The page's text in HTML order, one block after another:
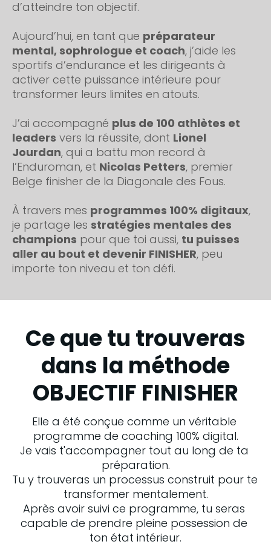
d’atteindre ton objectif.
Aujourd’hui, en tant que préparateur
mental, sophrologue et coach, j’aide les
sportifs d’endurance et les dirigeants à
activer cette puissance intérieure pour
transformer leurs limites en atouts.
J’ai accompagné plus de 100 athlètes et
leaders vers la réussite, dont Lionel
Jourdan, qui a battu mon record à
l’Enduroman, et Nicolas Petters, premier
Belge finisher de la Diagonale des Fous.
À travers mes programmes 100% digitaux,
je partage les stratégies mentales des
champions pour que toi aussi, tu puisses
aller au bout et devenir FINISHER, peu
importe ton niveau et ton défi.
Ce que tu trouveras
dans la méthode
OBJECTIF FINISHER
Elle a été conçue comme un véritable
programme de coaching 100% digital.
Je vais t'accompagner tout au long de ta
préparation.
Tu y trouveras un processus construit pour te
transformer mentalement.
Après avoir suivi ce programme, tu seras
capable de prendre pleine possession de
ton état intérieur.